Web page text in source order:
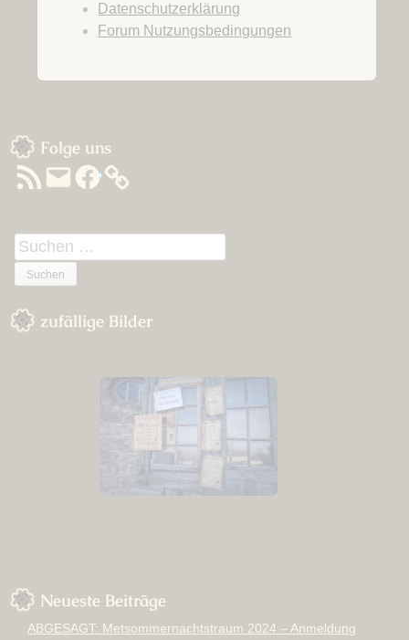
Datenschutzerklärung
Forum Nutzungsbedingungen
Sidebar
Folge uns
RSS-
Feed
E-
Mail
Facebook
Suchen
nach:
zufällige Bilder
Neueste Beiträge
ABGESAGT: Metsommernachtstraum 2024 – Anmeldung